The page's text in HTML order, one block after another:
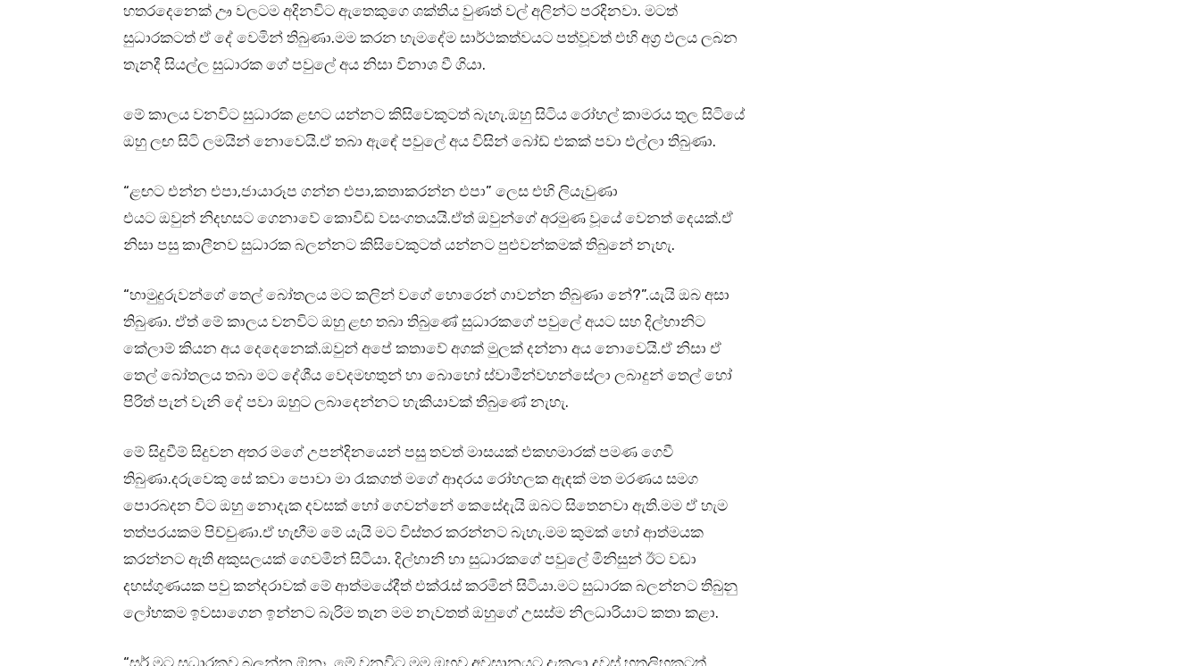
හතරදෙනෙක් ඌ වලටම අදිනවිට ඇතෙකුගෙ ශක්තිය වුණත් වල් අලින්ට පරදිනවා. මටත්
සුධාරකටත් ඒ දේ වෙමින් තිබුණා.මම කරන හැමදේම සාර්ථකත්වයට පත්වූවත් එහි අග්‍ර ඵලය ලබන
තැනදී සියල්ල සුධාරක ගේ පවුලේ අය නිසා විනාශ වී ගියා.
මේ කාලය වනවිට සුධාරක ළඟට යන්නට කිසිවෙකුටත් බැහැ.ඔහු සිටිය රෝහල් කාමරය තුල සිටියේ
ඔහු ලඟ සිටි ලමයින් නොවෙයි.ඒ තබා ඇඳේ පවුලේ අය විසින් බෝඩ් එකක් පවා එල්ලා තිබුණා.
“ළඟට එන්න එපා,ජායාරූප ගන්න එපා,කතාකරන්න එපා” ලෙස එහි ලියැවුණා
එයට ඔවුන් නිදහසට ගෙනාවේ කොවිඩ් වසංගතයයි.ඒත් ඔවුන්ගේ අරමුණ වූයේ වෙනත් දෙයක්.ඒ
නිසා පසු කාලීනව සුධාරක බලන්නට කිසිවෙකුටත් යන්නට පුළුවන්කමක් තිබුනේ නැහැ.
“හාමුදුරුවන්ගේ තෙල් බෝතලය මට කලින් වගේ හොරෙන් ගාවන්න තිබුණා නේ?”.යැයි ඔබ අසා
තිබුණා. ඒත් මේ කාලය වනවිට ඔහු ළඟ තබා තිබුණේ සුධාරකගේ පවුලේ අයට සහ දිල්හානිට
කේලාම් කියන අය දෙදෙනෙක්.ඔවුන් අපේ කතාවේ අගක් මුලක් දන්නා අය නොවෙයි.ඒ නිසා ඒ
තෙල් බෝතලය තබා මට දේශීය වෙදමහතුන් හා බොහෝ ස්වාමීන්වහන්සේලා ලබාදුන් තෙල් හෝ
පිරිත් පැන් වැනි දේ පවා ඔහුට ලබාදෙන්නට හැකියාවක් තිබුණේ නැහැ.
මේ සිදුවීම් සිදුවන අතර මගේ උපන්දිනයෙන් පසු තවත් මාසයක් එකහමාරක් පමණ ගෙවී
තිබුණා.දරුවෙකු සේ කවා පොවා මා රැකගත් මගේ ආදරය රෝහලක ඇඳක් මත මරණය සමග
පොරබදන විට ඔහු නොදැක දවසක් හෝ ගෙවන්නේ කෙසේදැයි ඔබට සිතෙනවා ඇති.මම ඒ හැම
තත්පරයකම පිච්චුණා.ඒ හැඟීම මේ යැයි මට විස්තර කරන්නට බැහැ.මම කුමක් හෝ ආත්මයක
කරන්නට ඇති අකුසලයක් ගෙවමින් සිටියා. දිල්හානි හා සුධාරකගේ පවුලේ මිනිසුන් ඊට වඩා
දහස්ගුණයක පවු කන්දරාවක් මේ ආත්මයේදීත් එක්රැස් කරමින් සිටියා.මට සුධාරක බලන්නට තිබුනු
ලෝභකම ඉවසාගෙන ඉන්නට බැරිම තැන මම නැවතත් ඔහුගේ උසස්ම නිලධාරියාට කතා කළා.